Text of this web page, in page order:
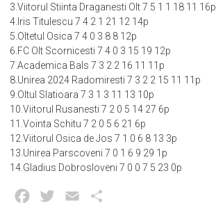
3.Viitorul Stiinta Draganesti Olt 7 5 1 1 18 11 16p
4.Iris Titulescu 7 4 2 1 21 12 14p
5.Oltetul Osica 7 4 0 3 8 8 12p
6.FC Olt Scornicesti 7 4 0 3 15 19 12p
7.Academica Bals 7 3 2 2 16 11 11p
8.Unirea 2024 Radomiresti 7 3 2 2 15 11 11p
9.Oltul Slatioara 7 3 1 3 11 13 10p
10.Viitorul Rusanesti 7 2 0 5 14 27 6p
11.Vointa Schitu 7 2 0 5 6 21 6p
12.Viitorul Osica de Jos 7 1 0 6 8 13 3p
13.Unirea Parscoveni 7 0 1 6 9 29 1p
14.Gladius Dobrosloveni 7 0 0 7 5 23 0p
Facebook
Twitter Email